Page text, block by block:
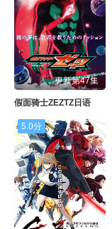
更新第47集
假面骑士ZEZTZ日语
5.0分